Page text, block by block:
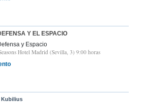
Y EL ESPACIO
y Espacio
Hotel Madrid (Sevilla, 3) 9:00 horas
Kubilius